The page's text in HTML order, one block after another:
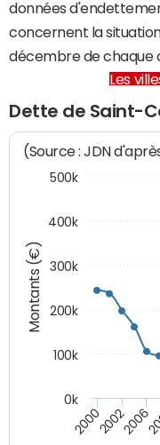
données
concernent la
décembre de chaque
Les
Dette de Saint-
Montants (€)
(Source : JDN
200020022006
0k
100k
200k
300k
400k
500k